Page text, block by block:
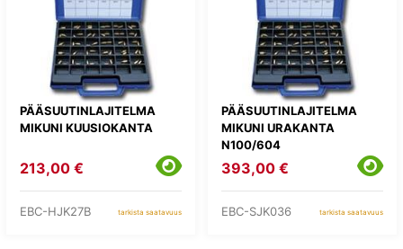
PÄÄSUUTINLAJITELMA
MIKUNI KUUSIOKANTA
213,00 €
EBC-HJK27B tarkista saatavuus
PÄÄSUUTINLAJITELMA
MIKUNI URAKANTA
N100/604
393,00 €
EBC-SJK036 tarkista saatavuus